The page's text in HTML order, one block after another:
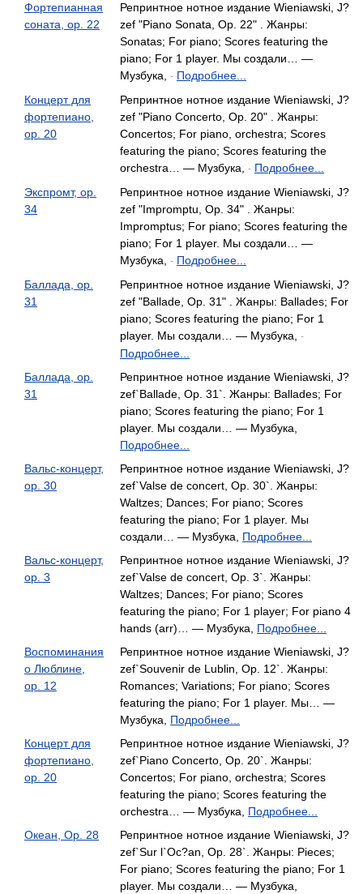
Фортепианная
соната, op. 22
Репринтное нотное издание Wieniawski, J?
zef "Piano Sonata, Op. 22" . Жанры:
Sonatas; For piano; Scores featuring the
piano; For 1 player. Мы создали… —
Музбука,
- Подробнее...
Концерт для
фортепиано,
op. 20
Репринтное нотное издание Wieniawski, J?
zef "Piano Concerto, Op. 20" . Жанры:
Concertos; For piano, orchestra; Scores
featuring the piano; Scores featuring the
orchestra… — Музбука,
- Подробнее...
Экспромт, op.
34
Репринтное нотное издание Wieniawski, J?
zef "Impromptu, Op. 34" . Жанры:
Impromptus; For piano; Scores featuring the
piano; For 1 player. Мы создали… —
Музбука,
- Подробнее...
Баллада, op.
31
Репринтное нотное издание Wieniawski, J?
zef "Ballade, Op. 31" . Жанры: Ballades; For
piano; Scores featuring the piano; For 1
player. Мы создали… — Музбука,
-
Подробнее...
Баллада, op.
31
Репринтное нотное издание Wieniawski, J?
zef`Ballade, Op. 31`. Жанры: Ballades; For
piano; Scores featuring the piano; For 1
player. Мы создали… — Музбука,
Подробнее...
Вальс-концерт,
op. 30
Репринтное нотное издание Wieniawski, J?
zef`Valse de concert, Op. 30`. Жанры:
Waltzes; Dances; For piano; Scores
featuring the piano; For 1 player. Мы
создали… — Музбука, Подробнее...
Вальс-концерт,
op. 3
Репринтное нотное издание Wieniawski, J?
zef`Valse de concert, Op. 3`. Жанры:
Waltzes; Dances; For piano; Scores
featuring the piano; For 1 player; For piano 4
hands (arr)… — Музбука, Подробнее...
Воспоминания
о Люблине,
op. 12
Репринтное нотное издание Wieniawski, J?
zef`Souvenir de Lublin, Op. 12`. Жанры:
Romances; Variations; For piano; Scores
featuring the piano; For 1 player. Мы… —
Музбука, Подробнее...
Концерт для
фортепиано,
op. 20
Репринтное нотное издание Wieniawski, J?
zef`Piano Concerto, Op. 20`. Жанры:
Concertos; For piano, orchestra; Scores
featuring the piano; Scores featuring the
orchestra… — Музбука, Подробнее...
Океан, Op. 28
Репринтное нотное издание Wieniawski, J?
zef`Sur l`Oc?an, Op. 28`. Жанры: Pieces;
For piano; Scores featuring the piano; For 1
player. Мы создали… — Музбука,